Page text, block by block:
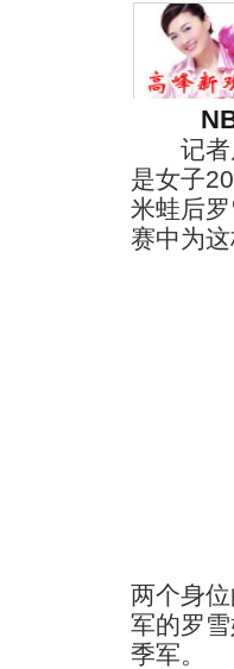
记者周
是女子
米蛙后
赛中为
两个身
军的罗
季军。